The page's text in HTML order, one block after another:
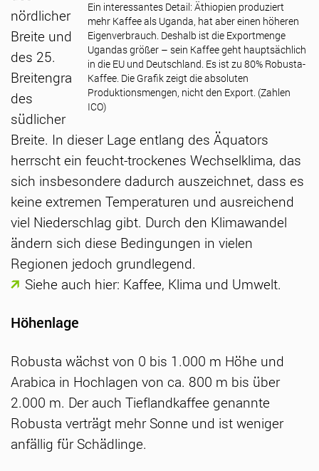
Ein interessantes Detail: Äthiopien produziert
mehr Kaffee als Uganda, hat aber einen höheren
Eigenverbrauch. Deshalb ist die Exportmenge
Ugandas größer – sein Kaffee geht hauptsächlich
in die EU und Deutschland. Es ist zu 80% Robusta-
Kaffee. Die Grafik zeigt die absoluten
Produktionsmengen, nicht den Export. (Zahlen
ICO)
nördlicher
Breite und
des 25.
Breitengra
des
südlicher
Breite. In dieser Lage entlang des Äquators
herrscht ein feucht-trockenes Wechselklima, das
sich insbesondere dadurch auszeichnet, dass es
keine extremen Temperaturen und ausreichend
viel Niederschlag gibt. Durch den Klimawandel
ändern sich diese Bedingungen in vielen
Regionen jedoch grundlegend.
Siehe auch hier: Kaffee, Klima und Umwelt.
Höhenlage
Robusta wächst von 0 bis 1.000 m Höhe und
Arabica in Hochlagen von ca. 800 m bis über
2.000 m. Der auch Tieflandkaffee genannte
Robusta verträgt mehr Sonne und ist weniger
anfällig für Schädlinge.